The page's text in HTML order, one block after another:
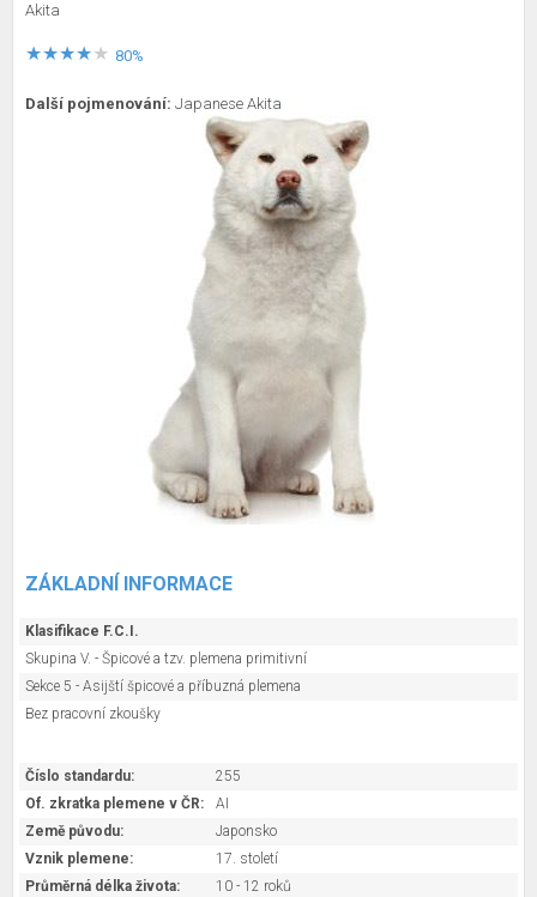
Akita
80%
Další pojmenování: Japanese Akita
ZÁKLADNÍ INFORMACE
Klasifikace F.C.I.
Skupina V. - Špicové a tzv. plemena primitivní
Sekce 5 - Asijští špicové a příbuzná plemena
Bez pracovní zkoušky
Číslo standardu:
255
Of. zkratka plemene v ČR:
AI
Země původu:
Japonsko
Vznik plemene:
17. století
Průměrná délka života:
10 - 12 roků